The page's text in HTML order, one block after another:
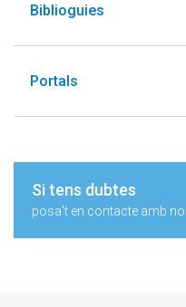
Biblioguies
Portals
Si tens dubtes
posa't en contacte amb